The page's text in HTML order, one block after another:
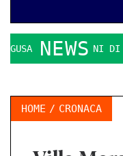
NEWS
DI LOOK E
HOME CRONACA